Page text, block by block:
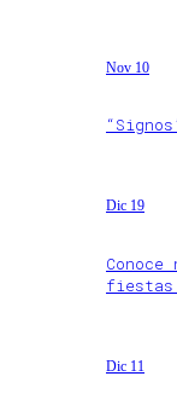
Nov 10
Dic 19
fiestas
Dic 11